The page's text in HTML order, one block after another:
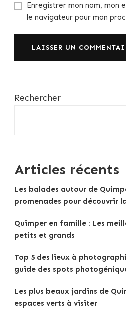
Enregistrer mon nom, mon
le navigateur pour mon
Rechercher
Articles récents
Les balades autour de
promenades pour découvrir
Quimper en famille : Les
petits et grands
Top 5 des lieux à
guide des spots
Les plus beaux jardins de
espaces verts à visiter